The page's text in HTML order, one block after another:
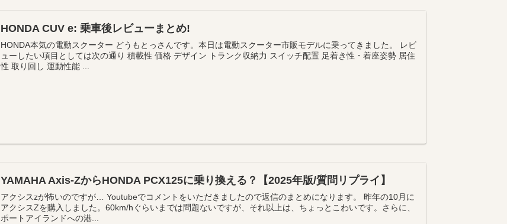
HONDA CUV e: 乗車後レビューまとめ!
HONDA本気の電動スクーター どうもとっさんです。本日は電動スクーター市販モデルに乗ってきました。 レビ
ューしたい項目としては次の通り 積載性 価格 デザイン トランク収納力 スイッチ配置 足着き性・着座姿勢 居住
性 取り回し 運動性能 ...
YAMAHA Axis-ZからHONDA PCX125に乗り換える？【2025年版/質問リプライ】
アクシスzが怖いのですが… Youtubeでコメントをいただきましたので返信のまとめになります。 昨年の10月に
アクシスZを購入しました。60km/hぐらいまでは問題ないですが、それ以上は、ちょっとこわいです。さらに、
ポートアイランドへの港...